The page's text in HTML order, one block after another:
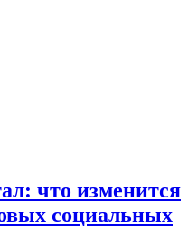
что изменится
социальных